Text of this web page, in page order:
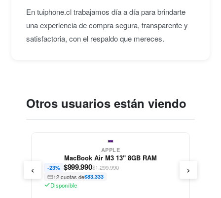
En tuiphone.cl trabajamos día a día para brindarte
una experiencia de compra segura, transparente y
satisfactoria, con el respaldo que mereces.
Otros usuarios están viendo
APPLE
MacBook Air M3 13" 8GB RAM
-23% $999.990$1.299.990
12 cuotas de$83.333
Disponible
‹ ›